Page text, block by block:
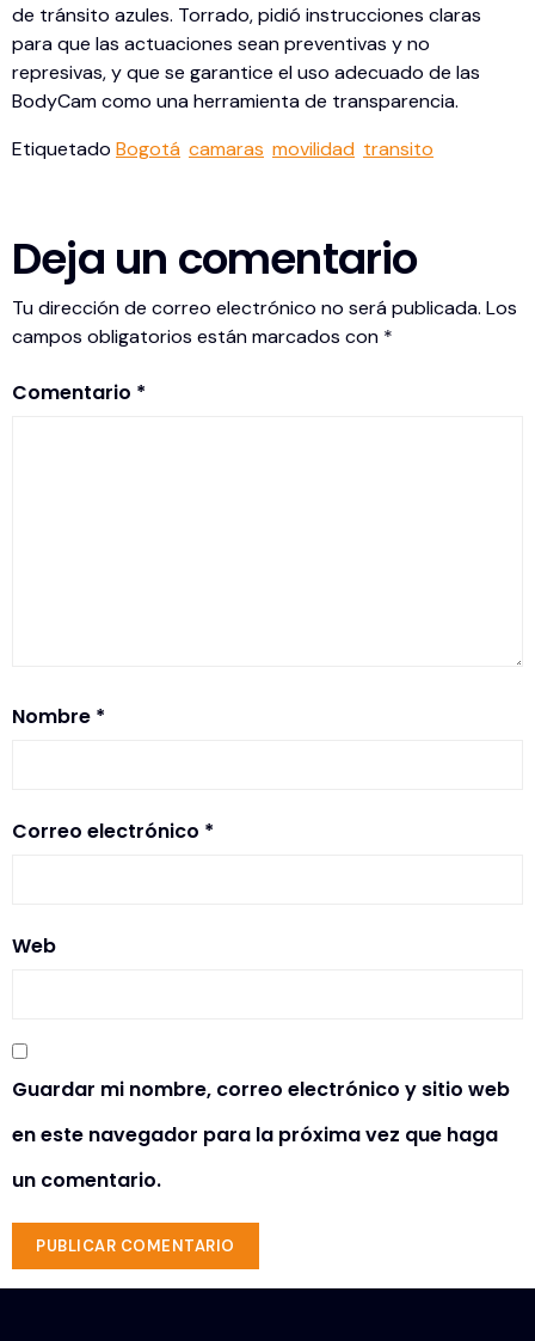
de tránsito azules. Torrado, pidió instrucciones claras
para que las actuaciones sean preventivas y no
represivas, y que se garantice el uso adecuado de las
BodyCam como una herramienta de transparencia.
Etiquetado Bogotá camaras movilidad transito
Deja un comentario
Tu dirección de correo electrónico no será publicada. Los
campos obligatorios están marcados con *
Comentario *
Nombre *
Correo electrónico *
Web
Guardar mi nombre, correo electrónico y sitio web
en este navegador para la próxima vez que haga
un comentario.